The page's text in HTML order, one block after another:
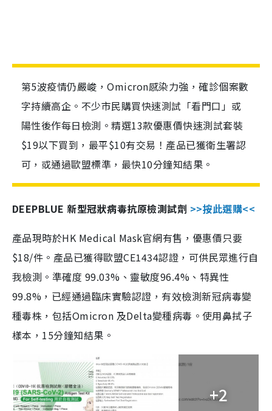
第5波疫情仍嚴峻，Omicron感染力強，確診個案數
字持續高企。不少市民購買快速測試「看門口」或
陽性後作每日檢測。精選13款優惠價快速測試套裝
$19以下買到，最平$10有交易！產品已獲衛生署認
可，或通過歐盟標準，最快10分鐘知結果。
DEEPBLUE 新型冠狀病毒抗原檢測試劑 >>按此選購<<
產品現時於HK Medical Mask官網有售，優惠價只要
$18/件。產品已獲得歐盟CE1434認證，可供民眾進行自
我檢測。準確度 99.03%、靈敏度96.4%、特異性
99.8%，已經通過臨床實驗認證，有效檢測新冠病毒變
種毒株，包括Omicron 及Delta變種病毒。使用鼻拭子
樣本，15分鐘知結果。
+2